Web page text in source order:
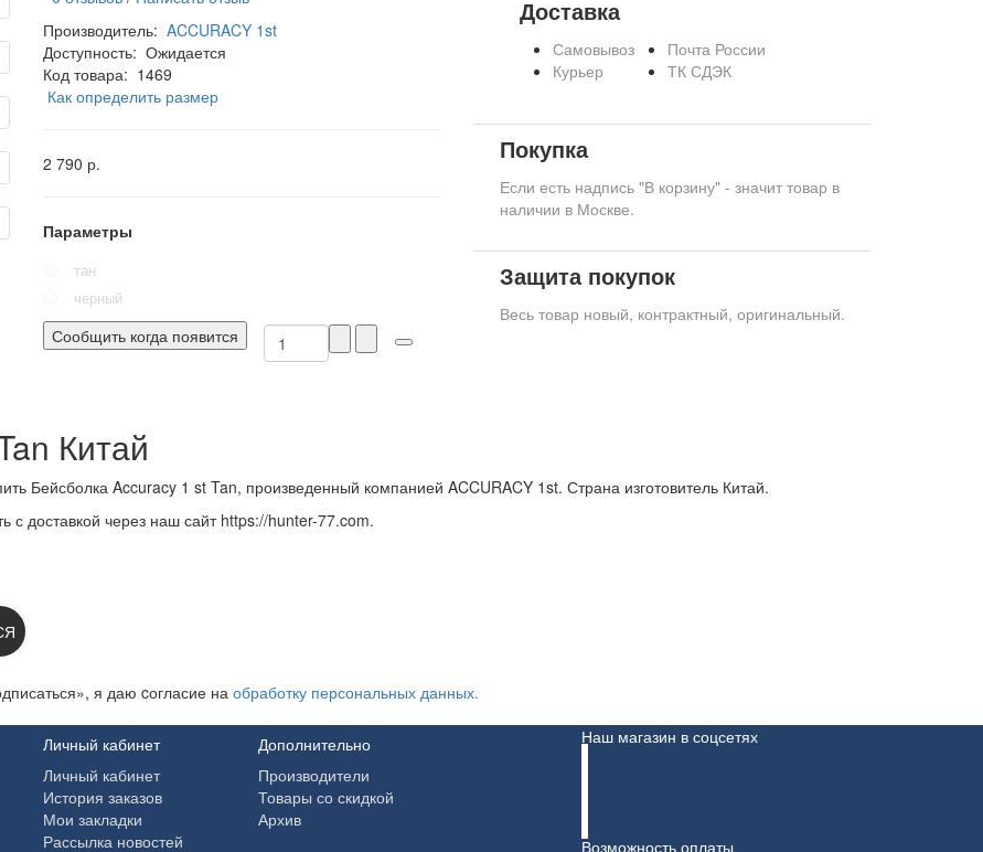
Производитель: ACCURACY 1st
Доступность: Ожидается
Код товара: 1469
Как определить размер
2 790 р.
Параметры
тан
черный
Сообщить когда появится
Доставка
Самовывоз
Курьер
Почта России
ТК СДЭК
Покупка
Если есть надпись "В корзину" - значит товар в
наличии в Москве.
Защита покупок
Весь товар новый, контрактный, оригинальный.
Китай
Бейсболка Accuracy 1 st Tan, произведенный компанией ACCURACY 1st. Страна изготовитель Китай.
с доставкой через наш сайт https://hunter-77.com.
я даю cогласие наобработку персональных данных.
Личный кабинет
Личный кабинет
История заказов
Мои закладки
Рассылка новостей
Дополнительно
Производители
Товары со скидкой
Архив
Наш магазин в соцсетях
Возможность оплаты